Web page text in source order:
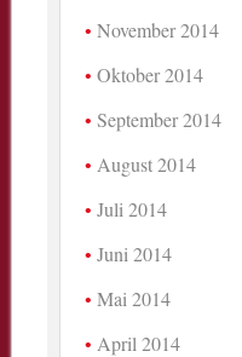
November 2014
Oktober 2014
September 2014
August 2014
Juli 2014
Juni 2014
Mai 2014
April 2014